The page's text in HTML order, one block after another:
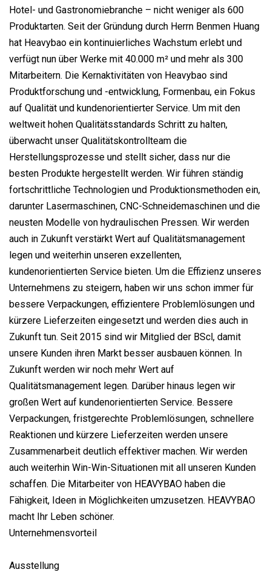
Hotel- und Gastronomiebranche – nicht weniger als 600
Produktarten. Seit der Gründung durch Herrn Benmen Huang
hat Heavybao ein kontinuierliches Wachstum erlebt und
verfügt nun über Werke mit 40.000 m² und mehr als 300
Mitarbeitern. Die Kernaktivitäten von Heavybao sind
Produktforschung und -entwicklung, Formenbau, ein Fokus
auf Qualität und kundenorientierter Service. Um mit den
weltweit hohen Qualitätsstandards Schritt zu halten,
überwacht unser Qualitätskontrollteam die
Herstellungsprozesse und stellt sicher, dass nur die
besten Produkte hergestellt werden. Wir führen ständig
fortschrittliche Technologien und Produktionsmethoden ein,
darunter Lasermaschinen, CNC-Schneidemaschinen und die
neusten Modelle von hydraulischen Pressen. Wir werden
auch in Zukunft verstärkt Wert auf Qualitätsmanagement
legen und weiterhin unseren exzellenten,
kundenorientierten Service bieten. Um die Effizienz unseres
Unternehmens zu steigern, haben wir uns schon immer für
bessere Verpackungen, effizientere Problemlösungen und
kürzere Lieferzeiten eingesetzt und werden dies auch in
Zukunft tun. Seit 2015 sind wir Mitglied der BScl, damit
unsere Kunden ihren Markt besser ausbauen können. In
Zukunft werden wir noch mehr Wert auf
Qualitätsmanagement legen. Darüber hinaus legen wir
großen Wert auf kundenorientierten Service. Bessere
Verpackungen, fristgerechte Problemlösungen, schnellere
Reaktionen und kürzere Lieferzeiten werden unsere
Zusammenarbeit deutlich effektiver machen. Wir werden
auch weiterhin Win-Win-Situationen mit all unseren Kunden
schaffen. Die Mitarbeiter von HEAVYBAO haben die
Fähigkeit, Ideen in Möglichkeiten umzusetzen. HEAVYBAO
macht Ihr Leben schöner.
Unternehmensvorteil
Ausstellung